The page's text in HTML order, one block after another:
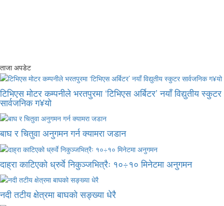
ताजा अपडेट
टिभिएस मोटर कम्पनीले भरतपुरमा ‘टिभिएस अर्बिटर’ नयाँ विद्युतीय स्कुटर
सार्वजनिक ग¥यो
बाघ र चितुवा अनुगमन गर्न क्यामरा जडान
दाह्रा काटिएको ध्रुर्वे निकुञ्जभित्रैः १०÷१० मिनेटमा अनुगमन
नदी तटीय क्षेत्रमा बाघको सङ्ख्या धेरै